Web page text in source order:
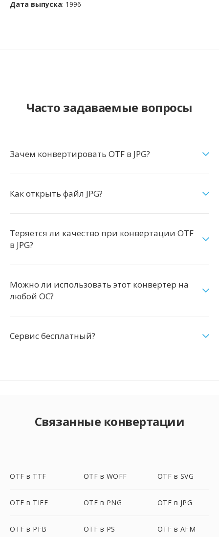
Дата выпуска: 1996
Часто задаваемые вопросы
Зачем конвертировать OTF в JPG?
Как открыть файл JPG?
Теряется ли качество при конвертации OTF
в JPG?
Можно ли использовать этот конвертер на
любой ОС?
Сервис бесплатный?
Связанные конвертации
OTF в TTF OTF в WOFF OTF в SVG
OTF в TIFF OTF в PNG OTF в JPG
OTF в PFB OTF в PS OTF в AFM